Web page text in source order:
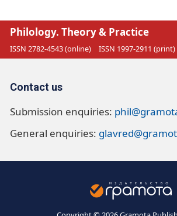
Philology. Theory & Practice
ISSN 2782-4543 (online) ISSN 1997-2911 (print)
Contact us
Submission enquiries:
General enquiries: